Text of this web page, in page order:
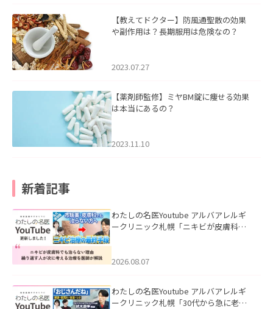
【教えてドクター】防風通聖散の効果
や副作用は？長期服用は危険なの？
2023.07.27
【薬剤師監修】ミヤBM錠に痩せる効果
は本当にあるの？
2023.11.10
新着記事
わたしの名医Youtube アルバアレルギ
ークリニック札幌「ニキビが皮膚科で
ました。
2026.08.07
わたしの名医Youtube アルバアレルギ
ークリニック札幌「30代から急に老け